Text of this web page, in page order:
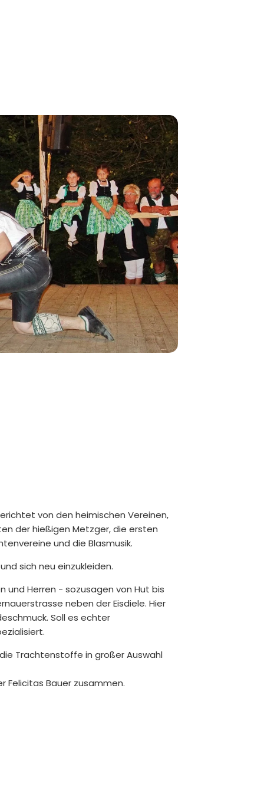
von den heimischen Vereinen,
der hießigen Metzger, die ersten
und die Blasmusik.
sich neu einzukleiden.
und Herren - sozusagen von Hut bis
neben der Eisdiele. Hier
Soll es echter
Trachtenstoffe in großer Auswahl
Felicitas Bauer zusammen.